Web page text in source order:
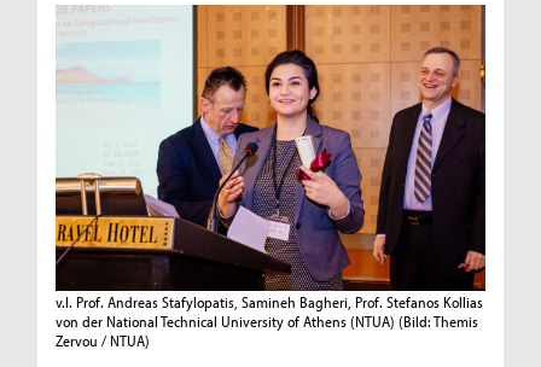
v.l. Prof. Andreas Stafylopatis, Samineh Bagheri, Prof. Stefanos Kollias
von der National Technical University of Athens (NTUA)(Bild: Themis
Zervou / NTUA)